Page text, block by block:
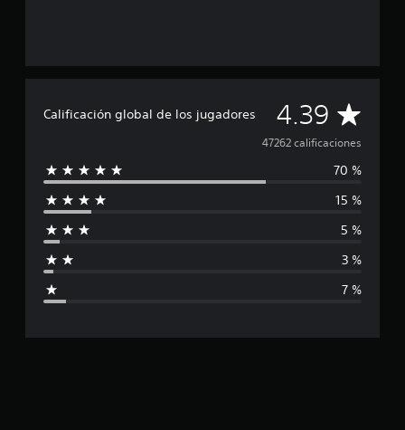
Calificación global de los jugadores 4.39 C
a
a
47262 calificaciones
70 %
15 %
5 %
3 %
7 %